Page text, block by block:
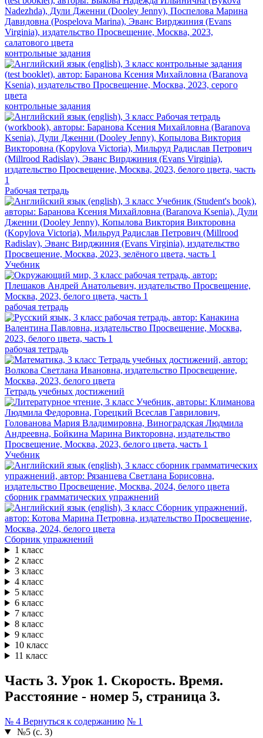
контрольные задания
контрольные задания
Рабочая тетрадь
Учебник
рабочая тетрадь
рабочая тетрадь
Тетрадь учебных достижений
Учебник
сборник грамматических упражнений
Сборник упражнений
1 класс
2 класс
3 класс
4 класс
5 класс
6 класс
7 класс
8 класс
9 класс
10 класс
11 класс
Часть 3. Урок 1. Скорость. Время.
Расстояние - номер 5, страница 3.
№ 4 Вернуться к содержанию № 1
№5 (с. 3)